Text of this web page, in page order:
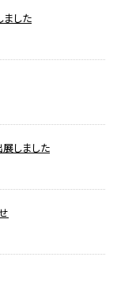
ました
しました